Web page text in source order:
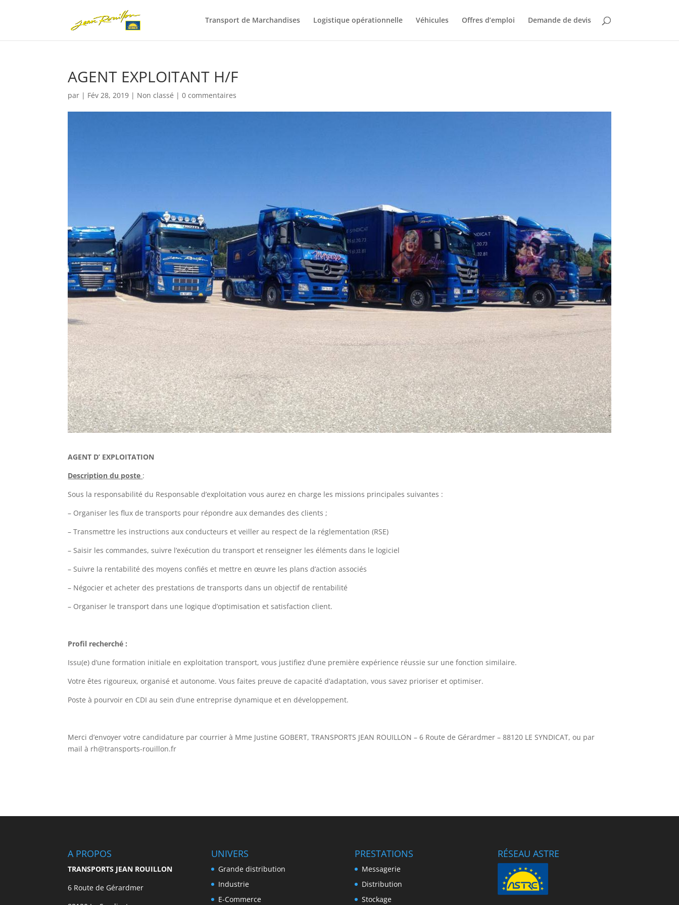
Transport de Marchandises Logistique opérationnelle Véhicules Offres d’emploi Demande de devis
AGENT EXPLOITANT H/F
par | Fév 28, 2019 | Non classé |0 commentaires
AGENT D’ EXPLOITATION
Description du poste :
Sous la responsabilité du Responsable d’exploitation vous aurez en charge les missions principales suivantes :
– Organiser les flux de transports pour répondre aux demandes des clients ;
– Transmettre les instructions aux conducteurs et veiller au respect de la réglementation (RSE)
– Saisir les commandes, suivre l’exécution du transport et renseigner les éléments dans le logiciel
– Suivre la rentabilité des moyens confiés et mettre en œuvre les plans d’action associés
– Négocier et acheter des prestations de transports dans un objectif de rentabilité
– Organiser le transport dans une logique d’optimisation et satisfaction client.
Profil recherché :
Issu(e) d’une formation initiale en exploitation transport, vous justifiez d’une première expérience réussie sur une fonction similaire.
Votre êtes rigoureux, organisé et autonome. Vous faites preuve de capacité d’adaptation, vous savez prioriser et optimiser.
Poste à pourvoir en CDI au sein d’une entreprise dynamique et en développement.
Merci d’envoyer votre candidature par courrier à Mme Justine GOBERT, TRANSPORTS JEAN ROUILLON – 6 Route de Gérardmer – 88120 LE SYNDICAT, ou par
mail à rh@transports-rouillon.fr
A PROPOS
TRANSPORTS JEAN ROUILLON
6 Route de Gérardmer
UNIVERS
Grande distribution
Industrie
E-Commerce
PRESTATIONS
Messagerie
Distribution
Stockage
RÉSEAU ASTRE